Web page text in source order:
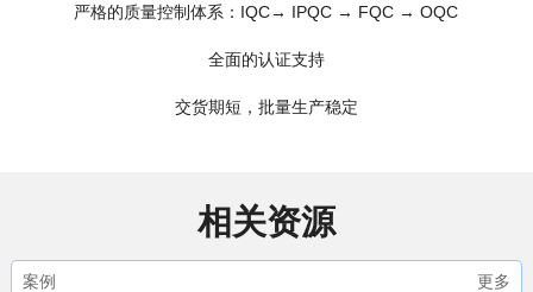
严格的质量控制体系：IQC→ IPQC → FQC → OQC
全面的认证支持
交货期短，批量生产稳定
相关资源
案例 更多